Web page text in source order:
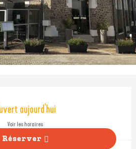
coordonnées
aujourd'hui
Voir les horaires
Réserver